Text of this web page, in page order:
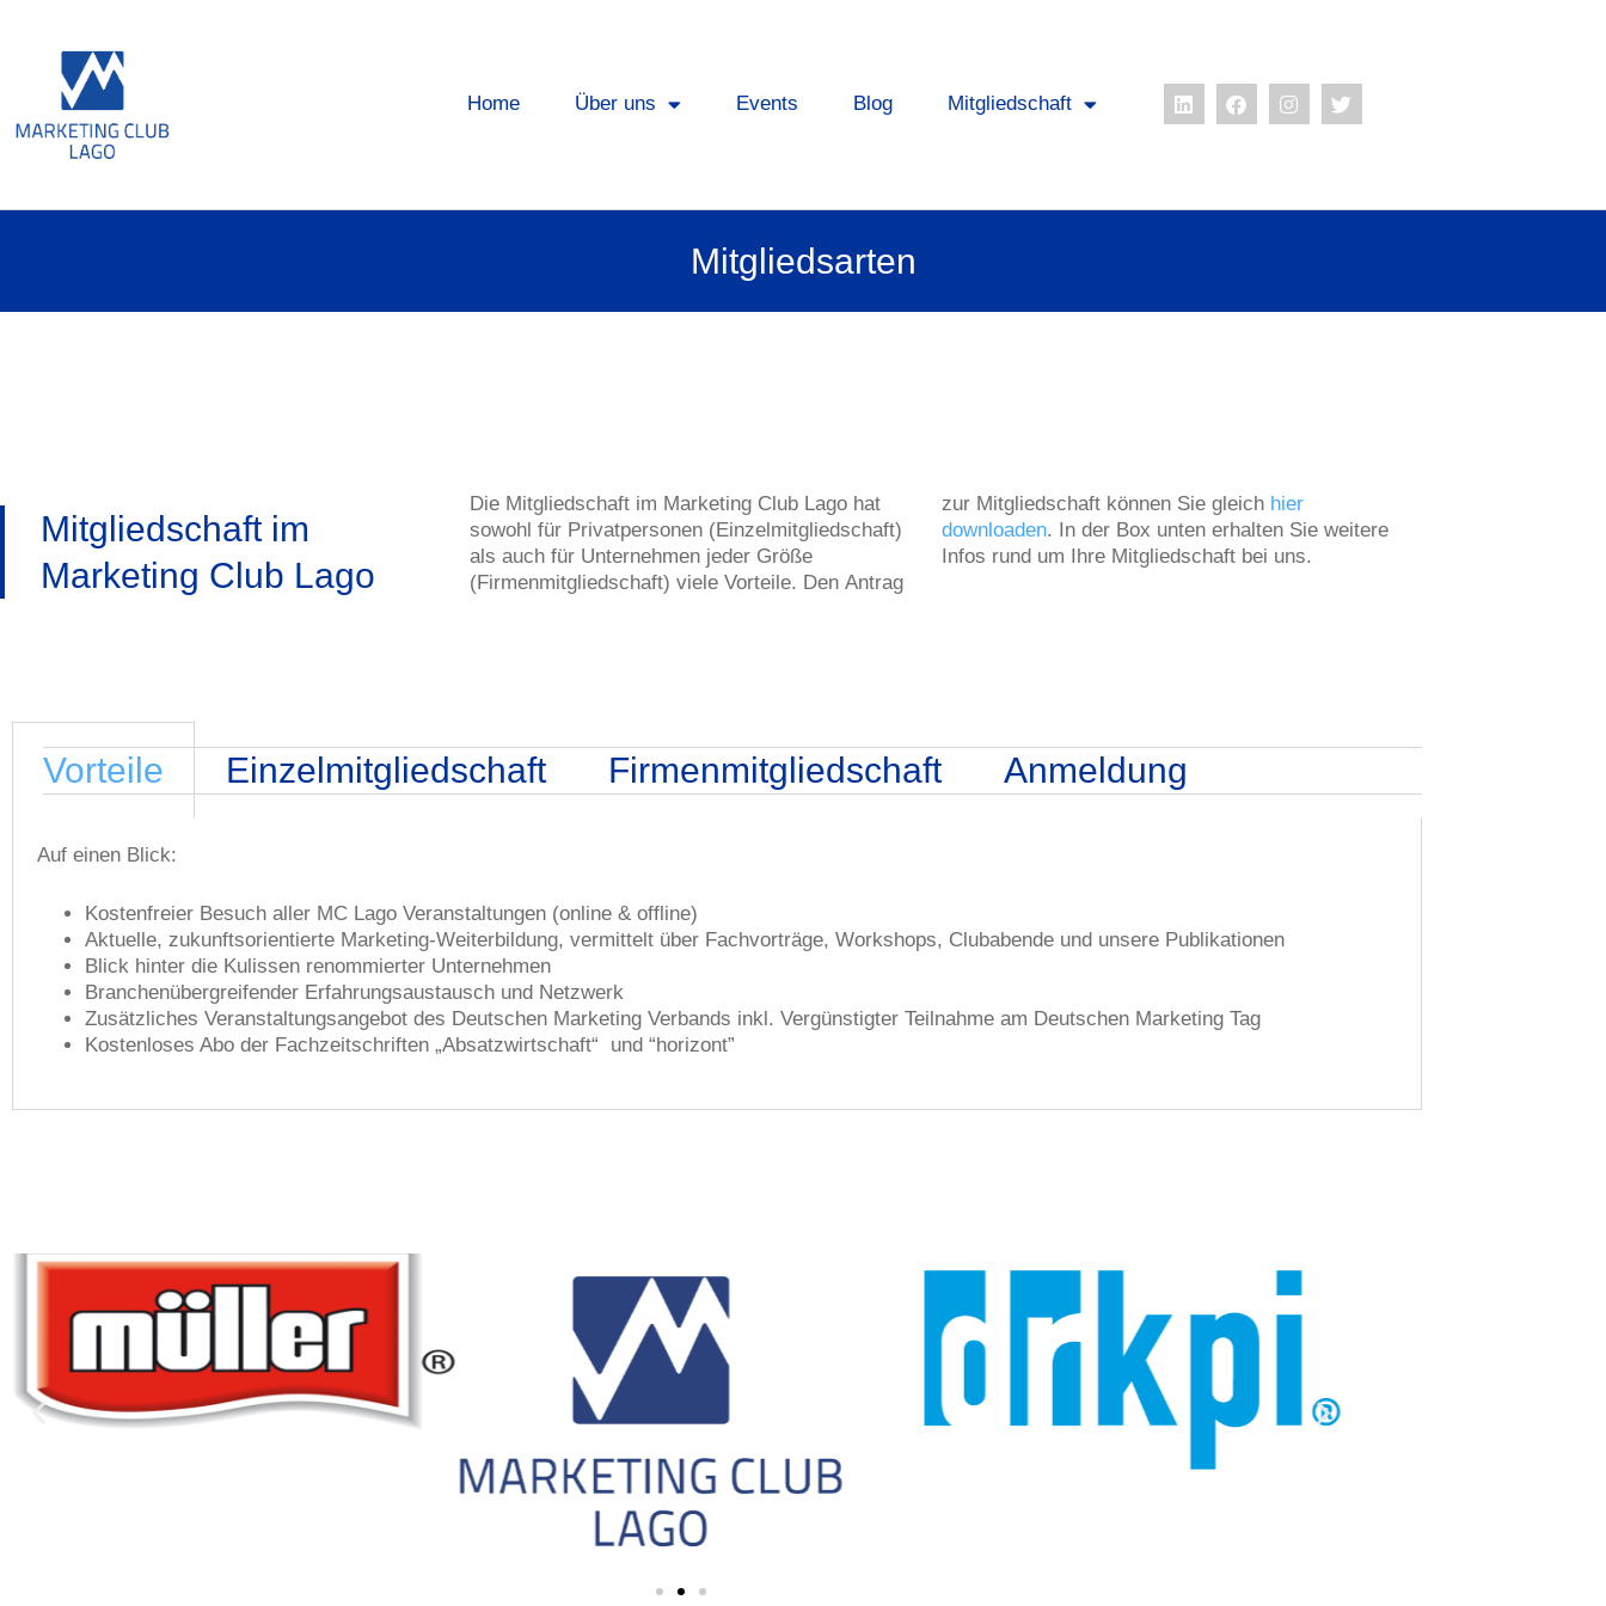
Home Über uns Events Blog Mitgliedschaft
Mitgliedsarten
Mitgliedschaft im
Marketing Club Lago
Die Mitgliedschaft im Marketing Club Lago hat
sowohl für Privatpersonen (Einzelmitgliedschaft)
als auch für Unternehmen jeder Größe
(Firmenmitgliedschaft) viele Vorteile. Den Antrag
zur Mitgliedschaft können Sie gleich hier
downloaden. In der Box unten erhalten Sie weitere
Infos rund um Ihre Mitgliedschaft bei uns.
Vorteile Einzelmitgliedschaft Firmenmitgliedschaft Anmeldung
Auf einen Blick:
Kostenfreier Besuch aller MC Lago Veranstaltungen (online & offline)
Aktuelle, zukunftsorientierte Marketing-Weiterbildung, vermittelt über Fachvorträge, Workshops, Clubabende und unsere Publikationen
Blick hinter die Kulissen renommierter Unternehmen
Branchenübergreifender Erfahrungsaustausch und Netzwerk
Zusätzliches Veranstaltungsangebot des Deutschen Marketing Verbands inkl. Vergünstigter Teilnahme am Deutschen Marketing Tag
Kostenloses Abo der Fachzeitschriften „Absatzwirtschaft“ und “horizont”